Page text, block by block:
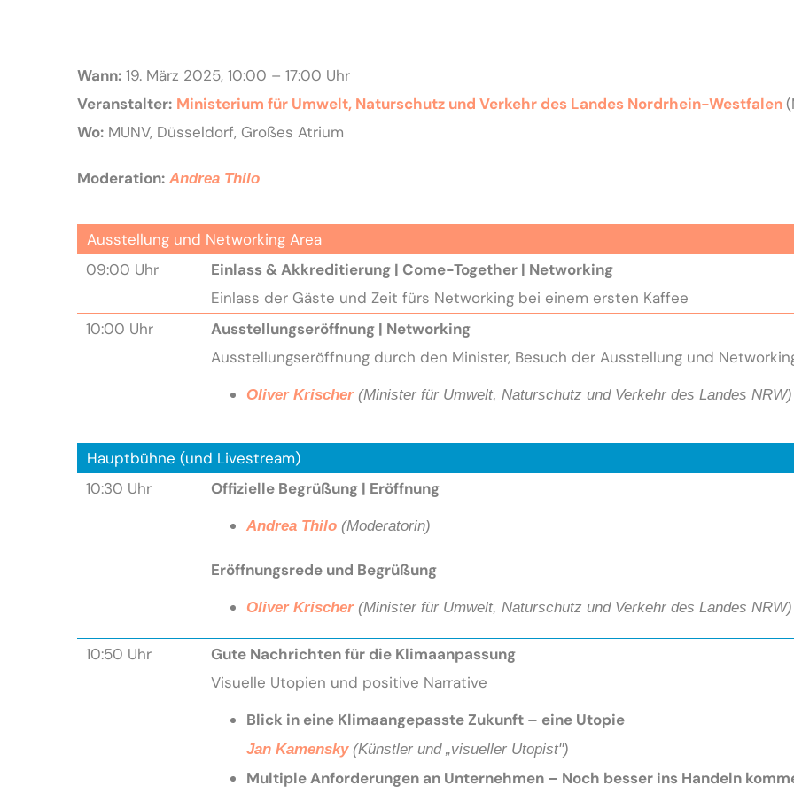
Wann:19. März 2025, 10:00 – 17:00 Uhr
Veranstalter: Ministerium für Umwelt, Naturschutz und Verkehr des Landes Nordrhein-Westfalen
Wo: MUNV, Düsseldorf, Großes Atrium
Moderation: Andrea Thilo
Ausstellung und Networking Area
09:00 Uhr
Einlass&Akkreditierung| Come-Together | Networking
Einlass der Gäste und Zeit fürs Networking bei einem ersten Kaffee
10:00 Uhr
Ausstellungseröffnung| Networking
Ausstellungseröffnung durch den Minister, Besuch der Ausstellung und
Oliver Krischer(Minister für Umwelt, Naturschutz und Verkehr des Landes NRW)
Hauptbühne (und Livestream)
10:30 Uhr
Offizielle Begrüßung | Eröffnung
Andrea Thilo(Moderatorin)
Eröffnungsrede und Begrüßung
Oliver Krischer(Minister für Umwelt, Naturschutz und Verkehr des Landes NRW)
10:50 Uhr
Gute Nachrichten für die Klimaanpassung
Visuelle Utopien und positive Narrative
Blick in eine Klimaangepasste Zukunft – eine Utopie
Jan Kamensky (Künstler und „visueller Utopist")
Multiple Anforderungen an Unternehmen – Noch besser ins Handeln